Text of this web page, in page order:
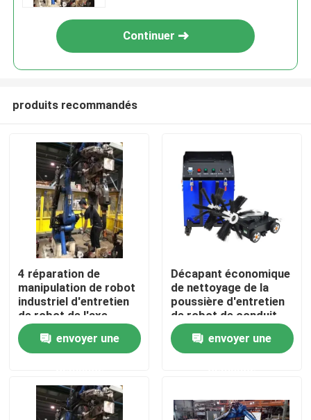
Maison
Vidéos
Continuer
produits recommandés
4 réparation de
manipulation de robot
industriel d'entretien
de robot de l'axe
3150mm
envoyer une
Décapant économique
de nettoyage de la
poussière d'entretien
de robot de conduit
d'air
envoyer une